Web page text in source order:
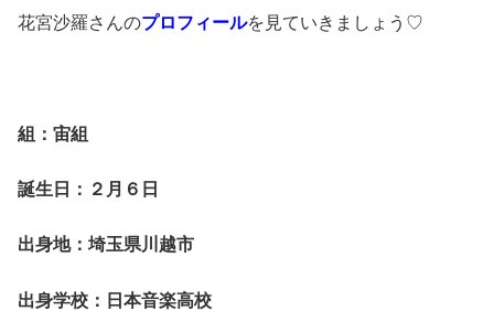
花宮沙羅さんのプロフィールを見ていきましょう♡
組：宙組
誕生日：２月６日
出身地：埼玉県川越市
出身学校：日本音楽高校